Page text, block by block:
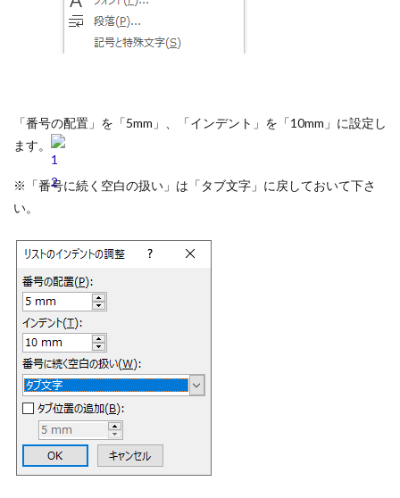
「番号の配置」を「5mm」、「インデント」を「10mm」に設定し
ます。
※「番号に続く空白の扱い」は「タブ文字」に戻しておいて下さ
い。